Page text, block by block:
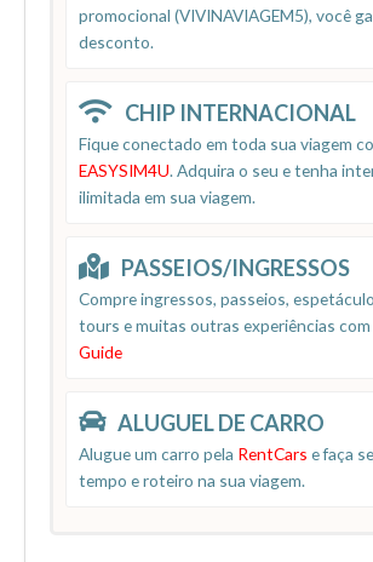
promocional (VIVINAVIAGEM5), você
desconto.
CHIP INTERNACIONAL
Fique conectado em toda sua viagem
EASYSIM4U. Adquira o seu e tenha
ilimitada em sua viagem.
PASSEIOS/INGRESSOS
Compre ingressos, passeios,
tours e muitas outras experiências com
Guide
ALUGUEL DE CARRO
Alugue um carro pela RentCars e faça
tempo e roteiro na sua viagem.